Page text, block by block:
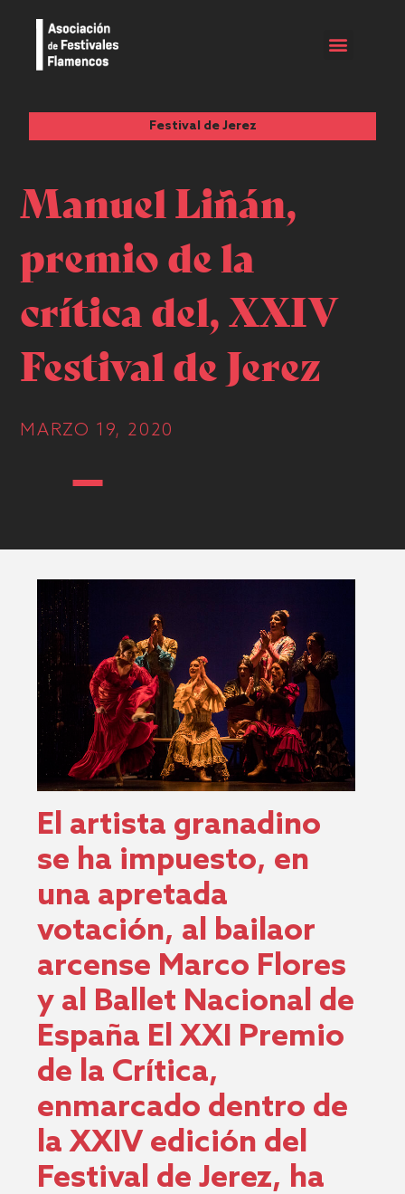
Festival de Jerez
Manuel Liñán,
premio de la
crítica del, XXIV
Festival de Jerez
MARZO 19, 2020
El artista granadino
se ha impuesto, en
una apretada
votación, al bailaor
arcense Marco Flores
y al Ballet Nacional de
España El XXI Premio
de la Crítica,
enmarcado dentro de
la XXIV edición del
Festival de Jerez, ha